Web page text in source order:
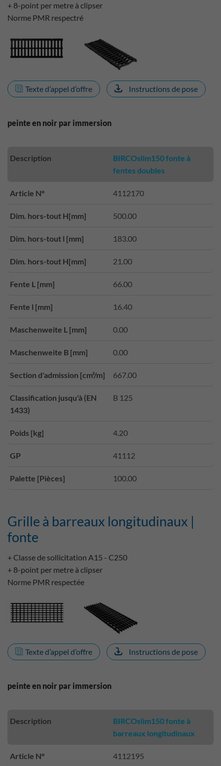
+ 8-point per metre à clipser
Norme PMR respectré
Texte d’appel d’offre Instructions de pose
peinte en noir par immersion
Description
BIRCOslim150 fonte à
fentes doubles
Article N° 4112170
Dim. hors-tout H[mm] 500.00
Dim. hors-tout l [mm] 183.00
Dim. hors-tout H[mm] 21.00
Fente L [mm] 66.00
Fente l [mm] 16.40
Maschenweite L [mm] 0.00
Maschenweite B [mm] 0.00
Section d'admission [cm²/m] 667.00
Classification jusqu'à (EN
1433)
B 125
Poids [kg] 4.20
GP 41112
Palette [Pièces] 100.00
Grille à barreaux longitudinaux |
fonte
+ Classe de sollicitation A15 - C250
+ 8-point per metre à clipser
Norme PMR respectée
Texte d’appel d’offre Instructions de pose
peinte en noir par immersion
Description
BIRCOslim150 fonte à
barreaux longitudinaux
Article N° 4112195